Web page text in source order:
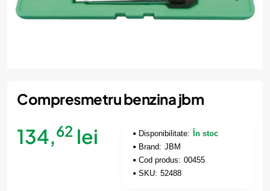
Compresmetru benzina jbm
134,62 lei Disponibilitate:
În stoc
Brand: JBM
Cod produs: 00455
SKU: 52488